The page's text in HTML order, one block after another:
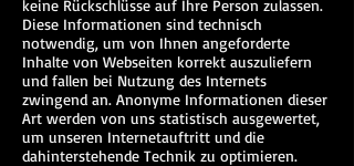
keine Rückschlüsse auf Ihre Person zulassen.
Diese Informationen sind technisch
notwendig, um von Ihnen angeforderte
Inhalte von Webseiten korrekt auszuliefern
und fallen bei Nutzung des Internets
zwingend an. Anonyme Informationen dieser
Art werden von uns statistisch ausgewertet,
um unseren Internetauftritt und die
dahinterstehende Technik zu optimieren.